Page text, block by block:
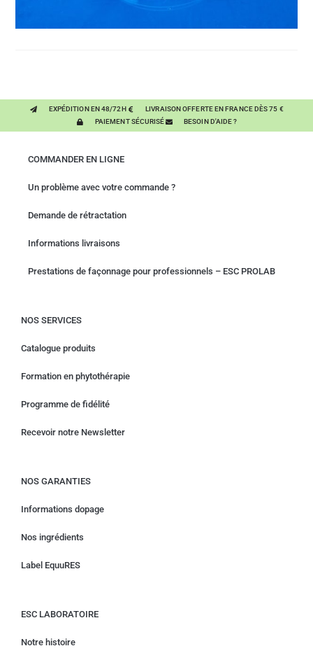
EXPÉDITION EN 48/72H
LIVRAISON OFFERTE EN FRANCE DÈS 75 €
PAIEMENT SÉCURISÉ
BESOIN D'AIDE ?
COMMANDER EN LIGNE
Un problème avec votre commande ?
Demande de rétractation
Informations livraisons
Prestations de façonnage pour professionnels – ESC PROLAB
NOS SERVICES
Catalogue produits
Formation en phytothérapie
Programme de fidélité
Recevoir notre Newsletter
NOS GARANTIES
Informations dopage
Nos ingrédients
Label EquuRES
ESC LABORATOIRE
Notre histoire